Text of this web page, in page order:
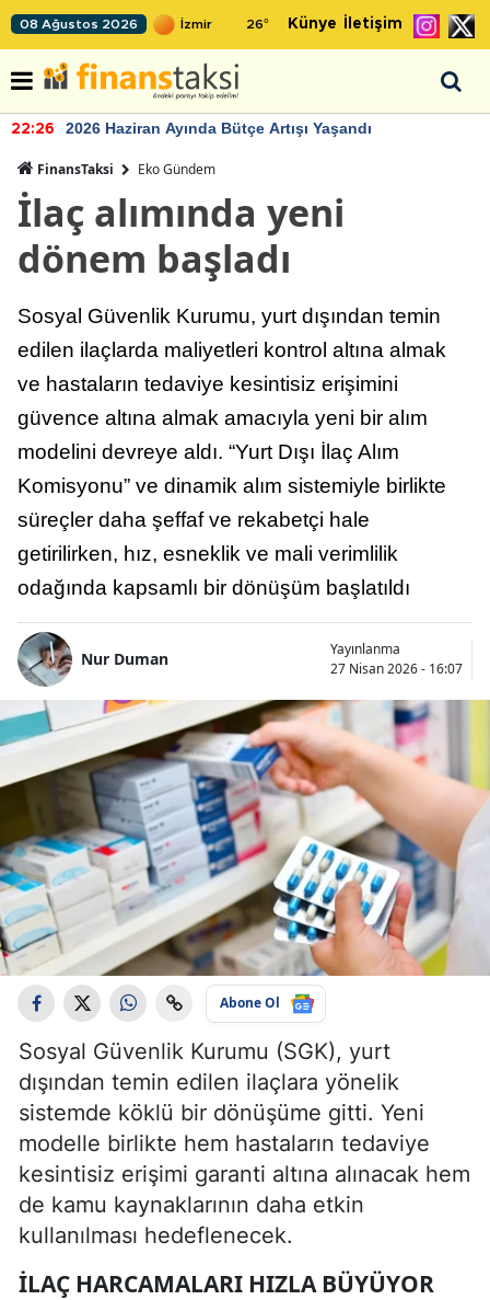
08 Ağustos 2026 26° Künye İletişim
22:26 2026 Haziran Ayında Bütçe Artışı Yaşandı
FinansTaksi Eko Gündem
İlaç alımında yeni
dönem başladı
Sosyal Güvenlik Kurumu, yurt dışından temin
edilen ilaçlarda maliyetleri kontrol altına almak
ve hastaların tedaviye kesintisiz erişimini
güvence altına almak amacıyla yeni bir alım
modelini devreye aldı. “Yurt Dışı İlaç Alım
Komisyonu” ve dinamik alım sistemiyle birlikte
süreçler daha şeffaf ve rekabetçi hale
getirilirken, hız, esneklik ve mali verimlilik
odağında kapsamlı bir dönüşüm başlatıldı
Nur Duman
Yayınlanma
27 Nisan 2026 - 16:07
Abone Ol
Sosyal Güvenlik Kurumu (SGK), yurt
dışından temin edilen ilaçlara yönelik
sistemde köklü bir dönüşüme gitti. Yeni
modelle birlikte hem hastaların tedaviye
kesintisiz erişimi garanti altına alınacak hem
de kamu kaynaklarının daha etkin
kullanılması hedeflenecek.
İLAÇ HARCAMALARI HIZLA BÜYÜYOR